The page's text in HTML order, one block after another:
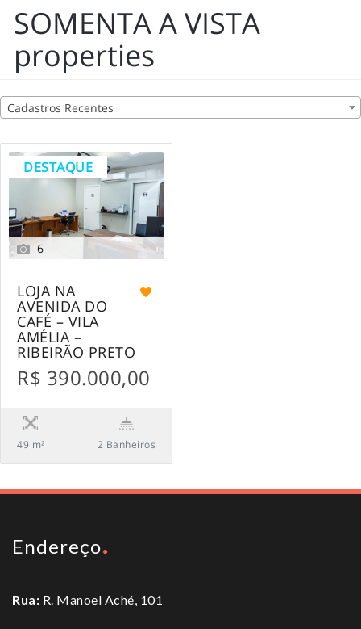
SOMENTA A VISTA
properties
Cadastros Recentes
DESTAQUE
6
LOJA NA
AVENIDA DO
CAFÉ – VILA
AMÉLIA –
RIBEIRÃO PRETO
R$ 390.000,00
49 m² 2 Banheiros
Endereço
Rua: R. Manoel Aché, 101